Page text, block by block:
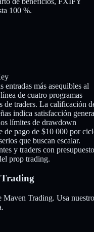
100 %.
entradas más asequibles al
de cuatro programas
de traders. La calificación
indica satisfacción
límites de drawdown
de pago de $10 000 por
que buscan escalar.
y traders con presupuesto
prop trading.
Maven Trading. Usa nuestro